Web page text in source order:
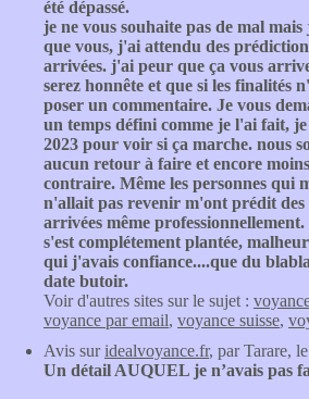
été dépassé.
je ne vous souhaite pas de mal mais
que vous, j'ai attendu des
arrivées. j'ai peur que ça vous
serez honnête et que si les finalités
poser un commentaire. Je vous
un temps défini comme je l'ai fait, je
2023 pour voir si ça marche. nous
aucun retour à faire et encore
contraire. Même les personnes qui
n'allait pas revenir m'ont prédit des
arrivées même
s'est complétement plantée,
qui j'avais confiance....que du
date butoir.
Voir d'autres sites sur le sujet :
voyance par email, voyance suisse,
Avis suridealvoyance.fr, par Tarare,
Un détail AUQUEL je n’avais pas